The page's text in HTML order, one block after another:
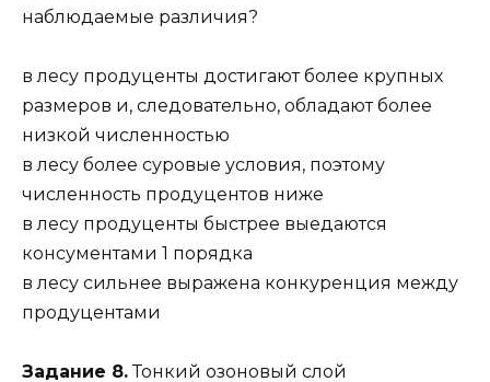
наблюдаемые различия?
в лесу продуценты достигают более крупных
размеров и, следовательно, обладают более
низкой численностью
в лесу более суровые условия, поэтому
численность продуцентов ниже
в лесу продуценты быстрее выедаются
консументами 1 порядка
в лесу сильнее выражена конкуренция между
продуцентами
Задание 8.Тонкий озоновый слой